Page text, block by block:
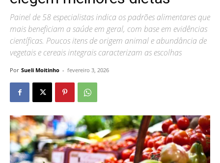
Painel de 58 especialistas indica os padrões alimentares que
mais beneficiam a saúde em geral, com base em evidências
científicas. Poucos itens de origem animal e abundância de
vegetais e cereais integrais caracterizam as escolhas
Por Sueli Moitinho - fevereiro 3, 2026